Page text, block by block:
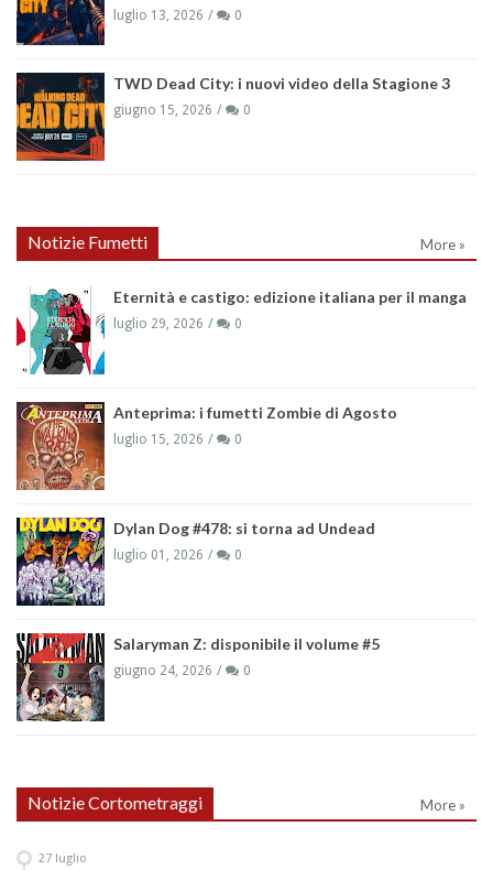
luglio 13, 2026 0
TWD Dead City: i nuovi video della Stagione 3
giugno 15, 2026 0
Notizie Fumetti More »
Eternità e castigo: edizione italiana per il manga
luglio 29, 2026 0
Anteprima: i fumetti Zombie di Agosto
luglio 15, 2026 0
Dylan Dog #478: si torna ad Undead
luglio 01, 2026 0
Salaryman Z: disponibile il volume #5
giugno 24, 2026 0
Notizie Cortometraggi More »
27 luglio